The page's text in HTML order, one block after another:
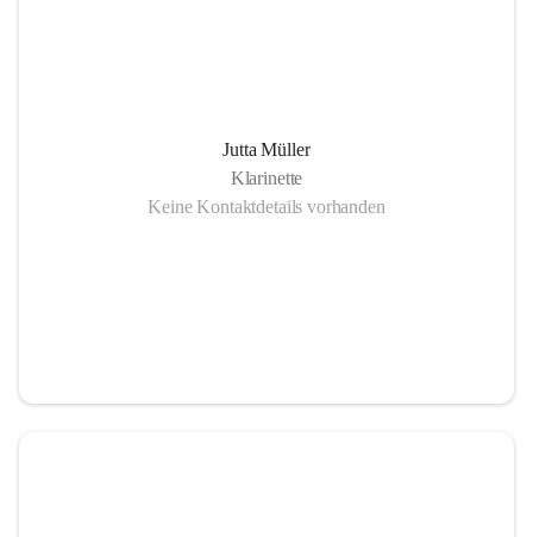
Jutta Müller
Klarinette
Keine Kontaktdetails vorhanden